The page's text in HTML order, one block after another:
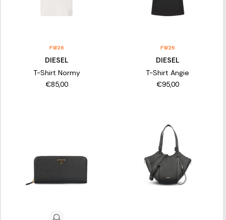
FW26
DIESEL
T-Shirt Normy
€85,00
FW26
DIESEL
T-Shirt Angie
€95,00